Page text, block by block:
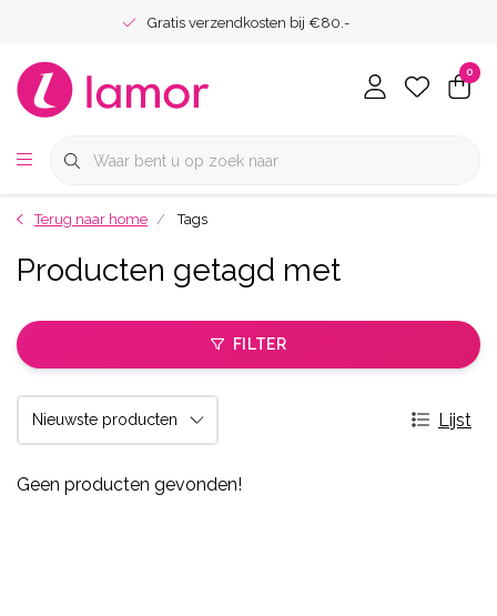
Gratis verzendkosten bij €80.-
0
Terug naar home Tags
Producten getagd met
FILTER
Lijst
Geen producten gevonden!